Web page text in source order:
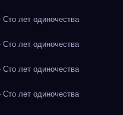
лет одиночества
лет одиночества
лет одиночества
лет одиночества